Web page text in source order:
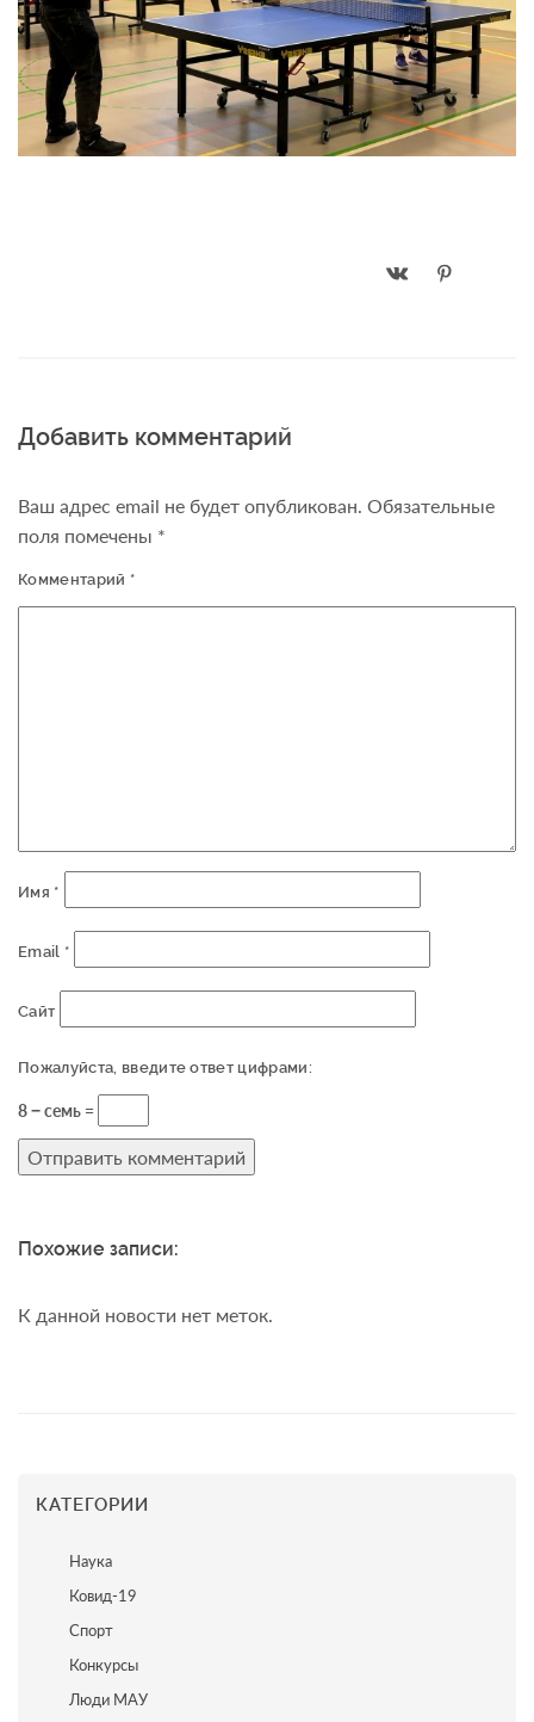
Добавить комментарий
Ваш адрес email не будет опубликован. Обязательные
поля помечены *
Комментарий *
Имя *
Email *
Сайт
Пожалуйста, введите ответ цифрами:
8 − семь =
Похожие записи:
К данной новости нет меток.
КАТЕГОРИИ
Наука
Ковид-19
Спорт
Конкурсы
Люди МАУ